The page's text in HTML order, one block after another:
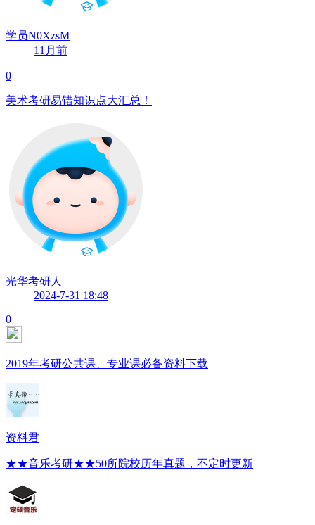
学员N0XzsM
11月前
0
美术考研易错知识点大汇总！
光华考研人
2024-7-31 18:48
0
2019年考研公共课、专业课必备资料下载
资料君
★★音乐考研★★50所院校历年真题，不定时更新